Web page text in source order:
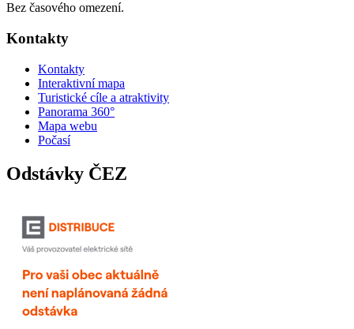
Bez časového omezení.
Kontakty
Kontakty
Interaktivní mapa
Turistické cíle a atraktivity
Panorama 360°
Mapa webu
Počasí
Odstávky ČEZ